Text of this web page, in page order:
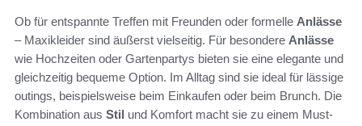
Ob für entspannte Treffen mit Freunden oder formelle Anlässe
– Maxikleider sind äußerst vielseitig. Für besondere Anlässe
wie Hochzeiten oder Gartenpartys bieten sie eine elegante und
gleichzeitig bequeme Option. Im Alltag sind sie ideal für lässige
outings, beispielsweise beim Einkaufen oder beim Brunch. Die
Kombination aus Stil und Komfort macht sie zu einem Must-